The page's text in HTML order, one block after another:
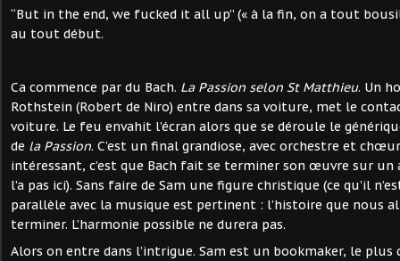
“But in the end, we fucked it all up” (« à la fin, on a tout
au tout début.
Ca commence par du Bach. La Passion selon St Matthieu. Un
Rothstein (Robert de Niro) entre dans sa voiture, met le
voiture. Le feu envahit l’écran alors que se déroule le
de la Passion. C’est un final grandiose, avec orchestre et
intéressant, c’est que Bach fait se terminer son œuvre sur un
l’a pas ici). Sans faire de Sam une figure christique (ce qu’il
parallèle avec la musique est pertinent : l’histoire que nous
terminer. L’harmonie possible ne durera pas.
Alors on entre dans l’intrigue. Sam est un bookmaker, le plus